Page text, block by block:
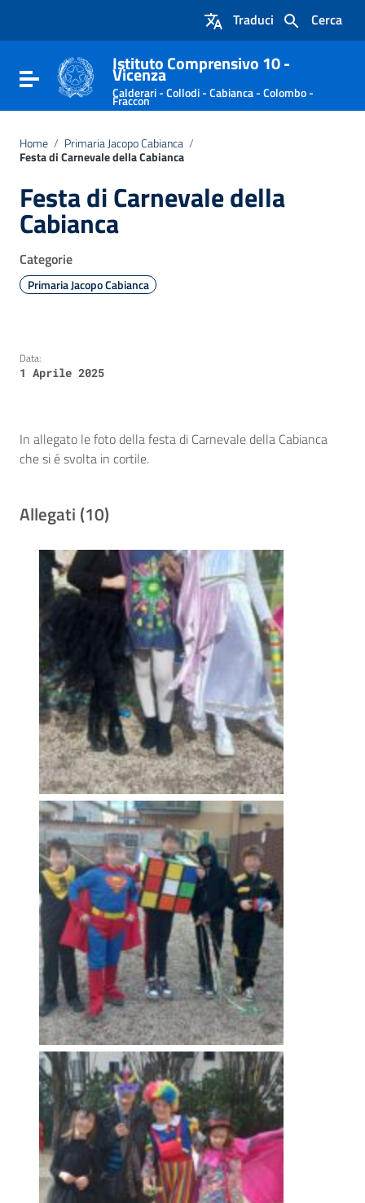
Vai al footer
Cerca
Traduci
Attiva / disattiva la navigazione
Istituto Comprensivo 10 -
Vicenza
Calderari - Collodi - Cabianca - Colombo -
Fraccon
Home / Primaria Jacopo Cabianca /
Festa di Carnevale della Cabianca
Festa di Carnevale della
Cabianca
Categorie
Primaria Jacopo Cabianca
Data:
1 Aprile 2025
In allegato le foto della festa di Carnevale della Cabianca
che si é svolta in cortile.
Allegati (10)